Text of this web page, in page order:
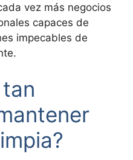
vez más negocios
capaces de
impecables de